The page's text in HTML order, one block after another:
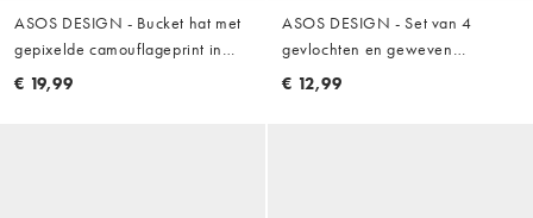
ASOS DESIGN - Bucket hat met
gepixelde camouflageprint in
kaki
€ 19,99
ASOS DESIGN - Set van 4
gevlochten en geweven
trekarmbanden van touw in multi
€ 12,99